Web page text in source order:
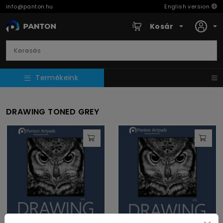
info@panton.hu English version
Kosár
Termékeink
DRAWING TONED GREY